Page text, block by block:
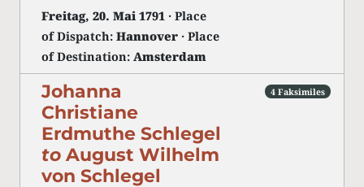
Freitag, 20. Mai 1791 · Place
of Dispatch: Hannover · Place
of Destination: Amsterdam
Johanna
Christiane
Erdmuthe Schlegel
to August Wilhelm
von Schlegel
4 Faksimiles